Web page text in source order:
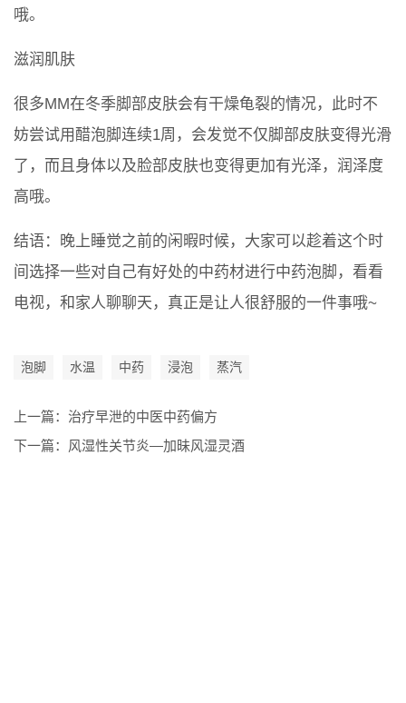
哦。
滋润肌肤
很多MM在冬季脚部皮肤会有干燥龟裂的情况，此时不
妨尝试用醋泡脚连续1周，会发觉不仅脚部皮肤变得光滑
了，而且身体以及脸部皮肤也变得更加有光泽，润泽度
高哦。
结语：晚上睡觉之前的闲暇时候，大家可以趁着这个时
间选择一些对自己有好处的中药材进行中药泡脚，看看
电视，和家人聊聊天，真正是让人很舒服的一件事哦~
泡脚 水温 中药 浸泡 蒸汽
上一篇： 治疗早泄的中医中药偏方
下一篇： 风湿性关节炎―加昧风湿灵酒